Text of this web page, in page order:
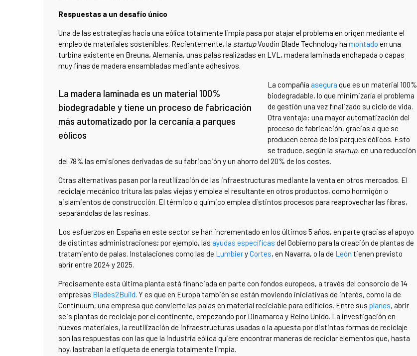
Respuestas a un desafío único
Una de las estrategias hacia una eólica totalmente limpia pasa por atajar el problema en origen mediante el
empleo de materiales sostenibles. Recientemente, la startupVoodin Blade Technology ha montado en una
turbina existente en Breuna, Alemania, unas palas realizadas en LVL, madera laminada enchapada o capas
muy finas de madera ensambladas mediante adhesivos.
La madera laminada es un material 100%
biodegradable y tiene un proceso de fabricación
más automatizado por la cercanía a parques
eólicos
La compañía asegura que es un material 100%
biodegradable, lo que minimizaría el problema
de gestión una vez finalizado su ciclo de vida.
Otra ventaja: una mayor automatización del
proceso de fabricación, gracias a que se
producen cerca de los parques eólicos. Esto
se traduce, según la startup, en una reducción
del 78% las emisiones derivadas de su fabricación y un ahorro del 20% de los costes.
Otras alternativas pasan por la reutilización de las infraestructuras mediante la venta en otros mercados. El
reciclaje mecánico tritura las palas viejas y emplea el resultante en otros productos, como hormigón o
aislamientos de construcción. El térmico o químico emplea distintos procesos para reaprovechar las fibras,
separándolas de las resinas.
Los esfuerzos en España en este sector se han incrementado en los últimos 5 años, en parte gracias al apoyo
de distintas administraciones; por ejemplo, las ayudas específicas del Gobierno para la creación de plantas de
tratamiento de palas. Instalaciones como las de LumbieryCortes, en Navarra, o la de León tienen previsto
abrir entre 2024 y 2025.
Precisamente esta última planta está financiada en parte con fondos europeos, a través del consorcio de 14
empresas Blades2Build. Y es que en Europa también se están moviendo iniciativas de interés, como la de
Continuum, una empresa que convierte las palas en material reciclable para edificios. Entre sus planes, abrir
seis plantas de reciclaje por el continente, empezando por Dinamarca y Reino Unido. La investigación en
nuevos materiales, la reutilización de infraestructuras usadas o la apuesta por distintas formas de reciclaje
son las respuestas con las que la industria eólica quiere encontrar maneras de reciclar elementos que, hasta
hoy, lastraban la etiqueta de energía totalmente limpia.